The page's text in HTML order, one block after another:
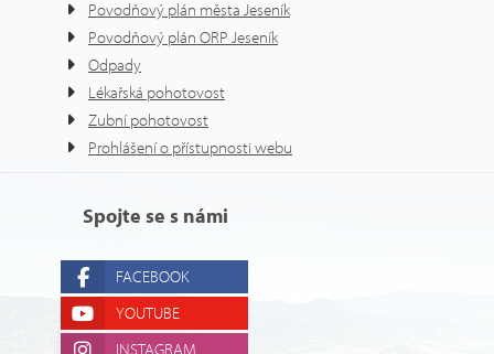
Povodňový plán města Jeseník
Povodňový plán ORP Jeseník
Odpady
Lékařská pohotovost
Zubní pohotovost
Prohlášení o přístupnosti webu
Spojte se s námi
FACEBOOK
YOUTUBE
INSTAGRAM